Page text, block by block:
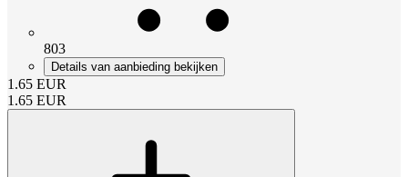
803
Details van aanbieding bekijken
1.65 EUR
1.65 EUR